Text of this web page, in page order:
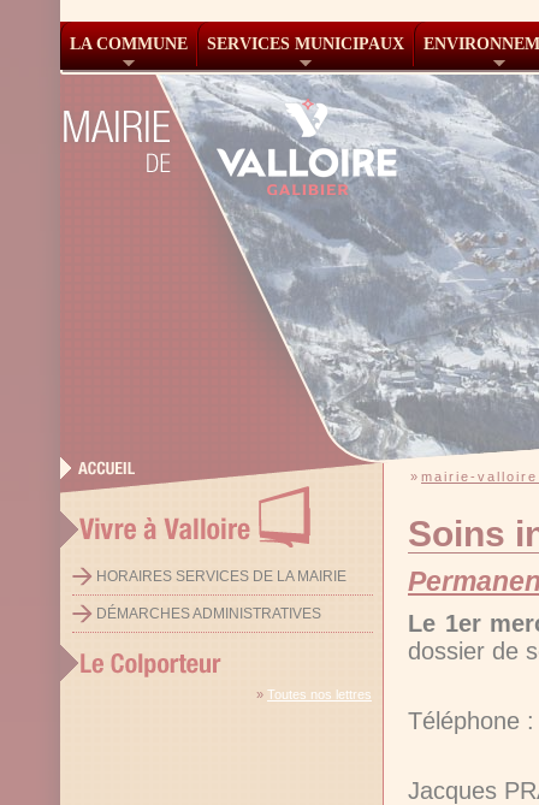
LA COMMUNE SERVICES MUNICIPAUX
HORAIRES SERVICES DE LA MAIRIE
DÉMARCHES ADMINISTRATIVES
» Toutes nos lettres
» mairie-
Soins
Le 1er
dossier de
Téléphone
Jacques